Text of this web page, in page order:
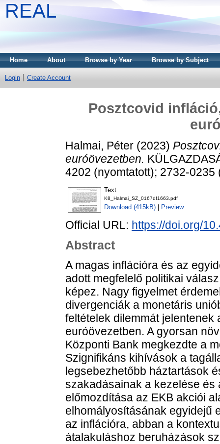
REAL
Home About Browse by Year Browse by Subject
Login Create Account
Posztcovid
Halmai, Péter (2023)
euróövezetben.
4202 (nyomtatott); 2732-0235
Text
K8_Halmai_SZ_0167df1663.pdf
Download (415kB) Preview
Official URL: https://doi.org/
Abstract
A magas inflációra és az
adott megfelelő politikai
képez. Nagy figyelmet
divergenciák a monetáris
feltételek dilemmát
euróövezetben. A gyorsan
Központi Bank megkezdte a
Szignifikáns kihívások a
legsebezhetőbb háztartások
szakadásainak a kezelése
előmozdítása az EKB akciói
elhomályosításának egyidejű
az inflációra, abban a
átalakuláshoz beruházások